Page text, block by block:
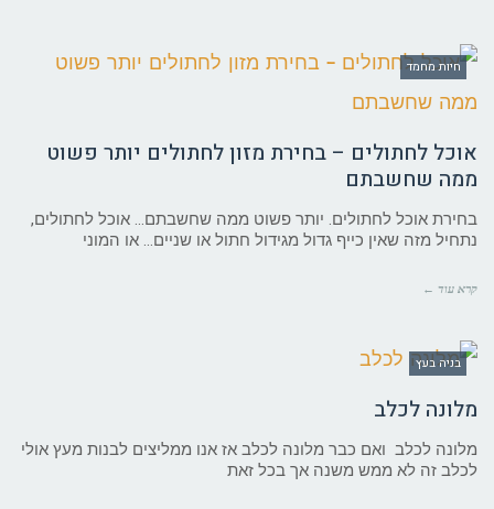
חיות מחמד
אוכל לחתולים – בחירת מזון לחתולים יותר פשוט
ממה שחשבתם
בחירת אוכל לחתולים. יותר פשוט ממה שחשבתם… אוכל לחתולים,
נתחיל מזה שאין כייף גדול מגידול חתול או שניים… או המוני
קרא עוד ←
בניה בעץ
מלונה לכלב
מלונה לכלב ואם כבר מלונה לכלב אז אנו ממליצים לבנות מעץ אולי
לכלב זה לא ממש משנה אך בכל זאת